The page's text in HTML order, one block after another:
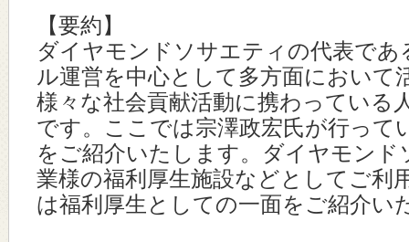
【要約】
ダイヤモンドソサエティの代表であ
ル運営を中心として多方面において
様々な社会貢献活動に携わっている
です。ここでは宗澤政宏氏が行って
をご紹介いたします。ダイヤモンド
業様の福利厚生施設などとしてご利
は福利厚生としての一面をご紹介い